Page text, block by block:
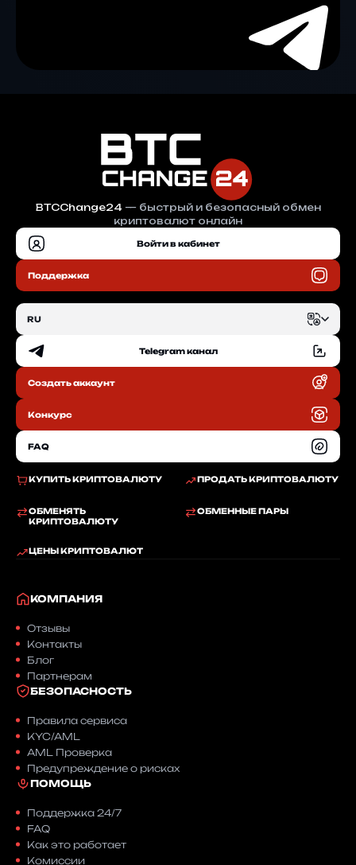
BTCChange24— быстрый и безопасный обмен
криптовалют онлайн
Войти в кабинет
Поддержка
КУПИТЬ КРИПТОВАЛЮТУ ПРОДАТЬ КРИПТОВАЛЮТУ
ОБМЕНЯТЬ
КРИПТОВАЛЮТУ
ОБМЕННЫЕ ПАРЫ
ЦЕНЫ КРИПТОВАЛЮТ
RU
EN Telegram канал
Создать аккаунт
Конкурс
FAQ
КОМПАНИЯ
Отзывы
Контакты
Блог
Партнерам
БЕЗОПАСНОСТЬ
Правила сервиса
KYC/AML
AML Проверка
Предупреждение о рисках
ПОМОЩЬ
Поддержка 24/7
FAQ
Как это работает
Комиссии